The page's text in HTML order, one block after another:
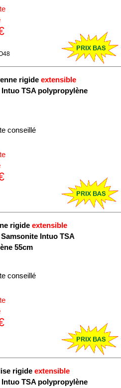
rigide extensible
TSA polypropylène
conseillé
rigide extensible
Intuo TSA
55cm
conseillé
rigide extensible
TSA polypropylène